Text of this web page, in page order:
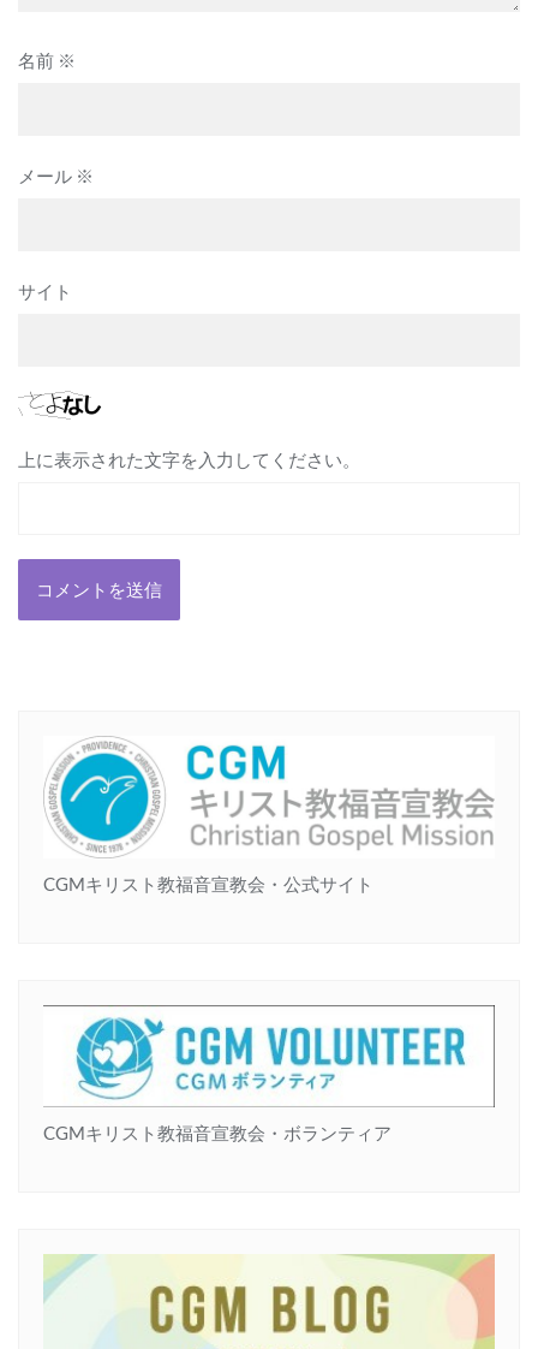
名前 ※
メール ※
サイト
上に表示された文字を入力してください。
CGMキリスト教福音宣教会・公式サイト
CGMキリスト教福音宣教会・ボランティア